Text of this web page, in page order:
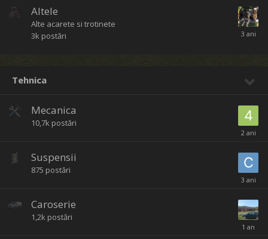
Altele
Alte acarete si trotinete
3k postări
Tehnica
Mecanica
10,7k postări
Suspensii
875 postări
Caroserie
1,2k postări